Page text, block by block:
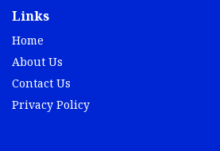
Links
Home
About Us
Contact Us
Privacy Policy